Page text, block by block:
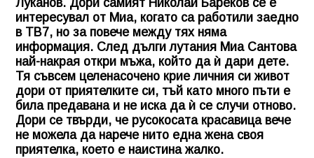
Луканов. Дори самият Николай Бареков се е
интересувал от Миа, когато са работили заедно
в ТВ7, но за повече между тях няма
информация. След дълги лутания Миа Сантова
най-накрая откри мъжа, който да ѝ дари дете.
Тя съвсем целенасочено крие личния си живот
дори от приятелките си, тъй като много пъти е
била предавана и не иска да ѝ се случи отново.
Дори се твърди, че русокосата красавица вече
не можела да нарече нито една жена своя
приятелка, което е наистина жалко.